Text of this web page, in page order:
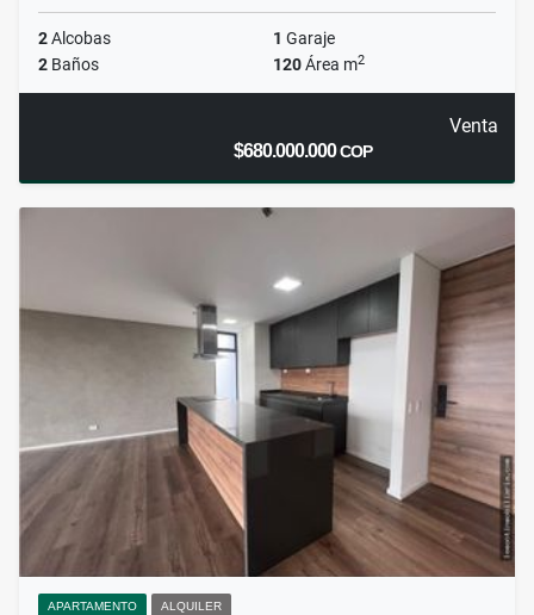
2Alcobas 1 Garaje
2 Baños 120Área m2
Venta
$680.000.000COP
APARTAMENTO ALQUILER